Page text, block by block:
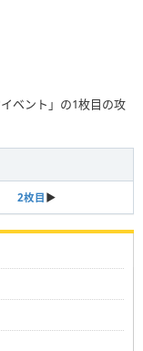
ベント」の1枚目の攻
2枚目 ▶